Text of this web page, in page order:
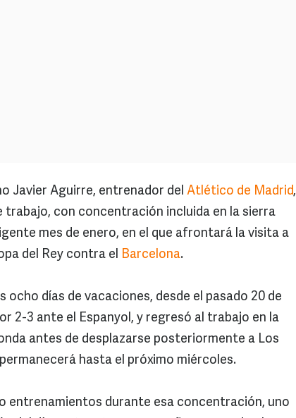
Javier Aguirre, entrenador del Atlético de Madrid,
trabajo, con concentración incluida en la sierra
mes de enero, en el que afrontará la visita a
del Rey contra el Barcelona.
ocho días de vacaciones, desde el pasado 20 de
2-3 ante el Espanyol, y regresó al trabajo en la
antes de desplazarse posteriormente a Los
hasta el próximo miércoles.
entrenamientos durante esa concentración, uno